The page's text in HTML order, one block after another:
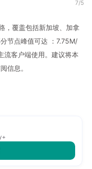
7/5
，覆盖包括新加坡、加拿
节点峰值可达 ：7.75M/
流客户端使用。建议将本
信息。